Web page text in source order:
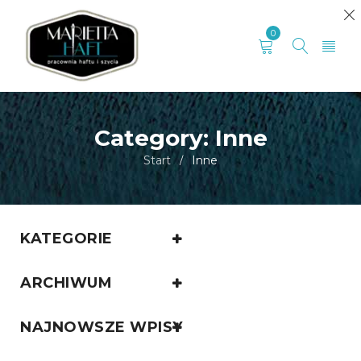
0
Category: Inne
Start / Inne
KATEGORIE
ARCHIWUM
NAJNOWSZE WPISY